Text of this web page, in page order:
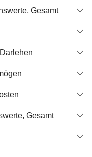
Gesamt
Gesamt